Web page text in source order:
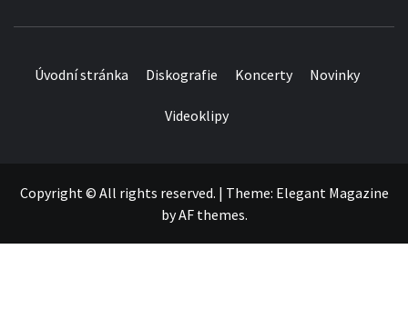
Úvodní stránka Diskografie Koncerty Novinky
Videoklipy
Copyright © All rights reserved. | Theme: Elegant Magazine
byAF themes.